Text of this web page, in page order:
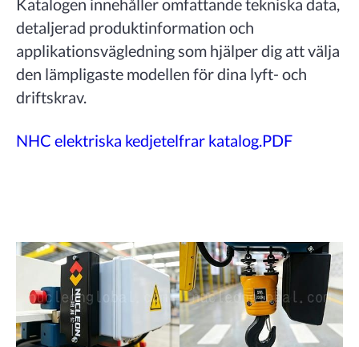
Katalogen innehåller omfattande tekniska data,
detaljerad produktinformation och
applikationsvägledning som hjälper dig att välja
den lämpligaste modellen för dina lyft- och
driftskrav.
NHC elektriska kedjetelfrar katalog.PDF